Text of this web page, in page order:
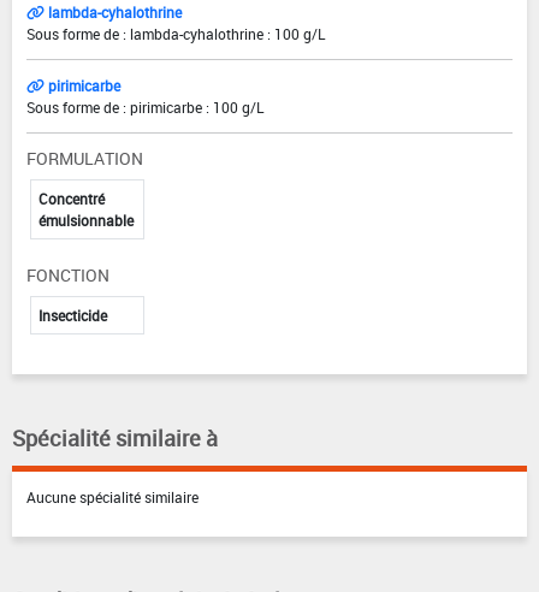
lambda-cyhalothrine
Sous forme de : lambda-cyhalothrine : 100 g/L
pirimicarbe
Sous forme de : pirimicarbe : 100 g/L
FORMULATION
Concentré
émulsionnable
FONCTION
Insecticide
Spécialité similaire à
Aucune spécialité similaire